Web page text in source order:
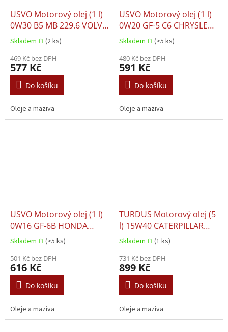
USVO Motorový olej (1 l)
0W30 B5 MB 229.6 VOLVO
95200377
Skladem 𖠿 (2 ks)
469 Kč bez DPH
577 Kč
Do košíku
Oleje a maziva
USVO Motorový olej (1 l)
0W20 GF-5 C6 CHRYSLER
MS-6395 CITROEN B71
2010 DEXOS 1 FIAT
9.55535 DSX FORD
M2C947 A FORD M2C952
A1 GM 6094M HONDA
HTO-6 JAGUAR 03.5006
LAND RO
Skladem 𖠿 (>5 ks)
480 Kč bez DPH
591 Kč
Do košíku
Oleje a maziva
USVO Motorový olej (1 l)
0W16 GF-6B HONDA
08215-99974 HONDA
08216-99974 HONDA
08232-P99S1LHE HONDA
ULTRA GREEN HONDA
ULTRA NEXT MITSUBISHI
DIA QUEEN ECO PLUS
MITSUBISHI MZ102661
MIT
Skladem 𖠿 (>5 ks)
501 Kč bez DPH
616 Kč
Do košíku
Oleje a maziva
TURDUS Motorový olej (5
l) 15W40 CATERPILLAR
ECF-2 DEUTZ DQC III-18
LA MACK EO-N MAN 3275-
1 MB 228.3 MTU TYPE 2
RENAULT RLD-2 VOLVO
VDS-3
Skladem 𖠿 (1 ks)
731 Kč bez DPH
899 Kč
Do košíku
Oleje a maziva